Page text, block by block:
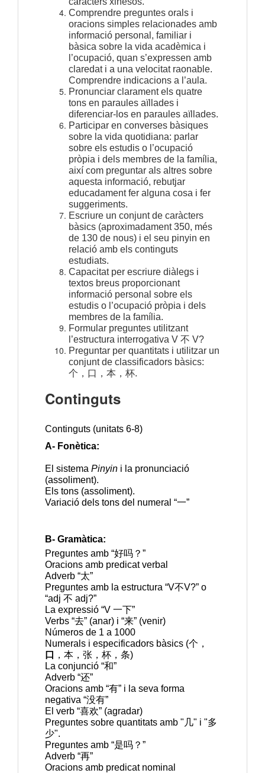
Comprendre preguntes orals i
oracions simples relacionades amb
informació personal, familiar i
bàsica sobre la vida acadèmica i
l’ocupació, quan s’expressen amb
claredat i a una velocitat raonable.
Comprendre indicacions a l’aula.
Pronunciar clarament els quatre
tons en paraules aïllades i
diferenciar-los en paraules aïllades.
Participar en converses bàsiques
sobre la vida quotidiana: parlar
sobre els estudis o l’ocupació
pròpia i dels membres de la família,
així com preguntar als altres sobre
aquesta informació, rebutjar
educadament fer alguna cosa i fer
suggeriments.
Escriure un conjunt de caràcters
bàsics (aproximadament 350, més
de 130 de nous) i el seu pinyin en
relació amb els continguts
estudiats.
Capacitat per escriure diàlegs i
textos breus proporcionant
informació personal sobre els
estudis o l’ocupació pròpia i dels
membres de la família.
Formular preguntes utilitzant
l’estructura interrogativa V 不 V?
Preguntar per quantitats i utilitzar un
conjunt de classificadors bàsics:
个，口，本，杯.
Continguts
Continguts (unitats 6-8)
A- Fonètica:
El sistema Pinyin i la pronunciació
(assoliment).
Els tons (assoliment).
Variació dels tons del numeral “一”
B- Gramàtica:
Preguntes amb “好吗？ ”
Oracions amb predicat verbal
Adverb “太”
Preguntes amb la estructura “V不V?” o
“adj 不 adj?”
La expressió “V 一下”
Verbs “去” (anar) i “来” (venir)
Números de 1 a 1000
Numerals i especificadors bàsics (个，
口
，本，张，杯 ，条)
La conjunció “和”
Adverb “还”
Oracions amb “有” i la seva forma
negativa “没有”
El verb “喜欢” (agradar)
Preguntes sobre quantitats amb " 几" i "多
少".
Preguntes amb “是吗？ ”
Adverb “再”
Oracions amb predicat nominal